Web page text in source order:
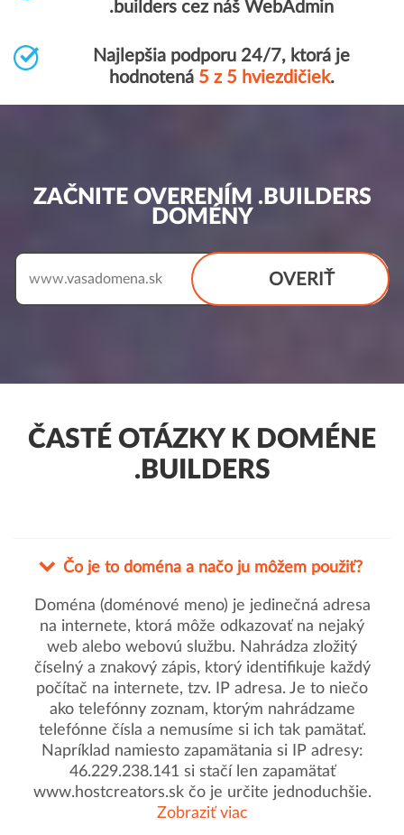
.builders cez náš WebAdmin
Najlepšia podporu 24/7, ktorá je
hodnotená 5 z 5 hviezdičiek.
ZAČNITE OVERENÍM .BUILDERS
DOMÉNY
OVERIŤ
www.
ČASTÉ OTÁZKY K DOMÉNE
.BUILDERS
Čo je to doména a načo ju môžem použiť?
Doména (doménové meno) je jedinečná adresa
na internete, ktorá môže odkazovať na nejaký
web alebo webovú službu. Nahrádza zložitý
číselný a znakový zápis, ktorý identifikuje každý
počítač na internete, tzv. IP adresa. Je to niečo
ako telefónny zoznam, ktorým nahrádzame
telefónne čísla a nemusíme si ich tak pamätať.
Napríklad namiesto zapamätania si IP adresy:
46.229.238.141 si stačí len zapamätať
www.hostcreators.sk čo je určite jednoduchšie.
Zobraziť viac